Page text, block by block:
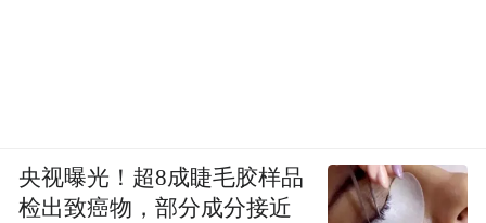
央视曝光！超8成睫毛胶样品
检出致癌物，部分成分接近